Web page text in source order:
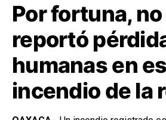
Por fortuna,
reportó
humanas en
incendio de la